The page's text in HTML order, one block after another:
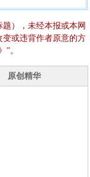
），未经本报或本网
或违背作者原意的方
”。